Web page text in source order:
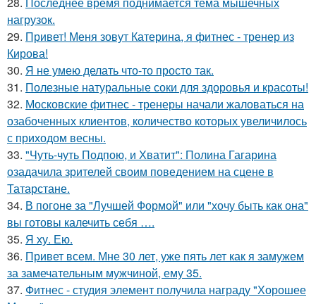
нагрузок.
29. Привет! Меня зовут Катерина, я фитнес - тренер из
Кирова!
30. Я не умею делать что-то просто так.
31. Полезные натуральные соки для здоровья и красоты!
32. Московские фитнес - тренеры начали жаловаться на
озабоченных клиентов, количество которых увеличилось
с приходом весны.
33. "Чуть-чуть Подпою, и Хватит": Полина Гагарина
озадачила зрителей своим поведением на сцене в
Татарстане.
34. В погоне за "Лучшей Формой" или "хочу быть как она"
вы готовы калечить себя ….
35. Я ху. Ею.
36. Привет всем. Мне 30 лет, уже пять лет как я замужем
за замечательным мужчиной, ему 35.
37. Фитнес - студия элемент получила награду "Хорошее